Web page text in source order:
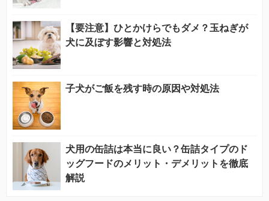
【要注意】ひとかけらでもダメ？玉ねぎが
犬に及ぼす影響と対処法
子犬がご飯を残す時の原因や対処法
犬用の缶詰は本当に良い？缶詰タイプのド
ッグフードのメリット・デメリットを徹底
解説